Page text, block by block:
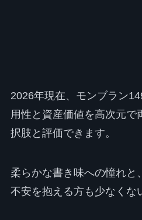
2026年現在、モンブラン
用性と資産価値を高次元で
択肢と評価できます。
柔らかな書き味への憧れと
不安を抱える方も少なくな